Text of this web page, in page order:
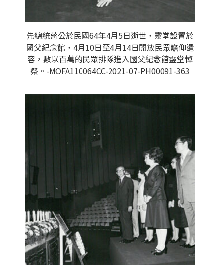
先總統蔣公於民國64年4月5日逝世，靈堂設置於
國父紀念館，4月10日至4月14日開放民眾瞻仰遺
容，數以百萬的民眾排隊進入國父紀念館靈堂悼
祭。-MOFA110064CC-2021-07-PH00091-363